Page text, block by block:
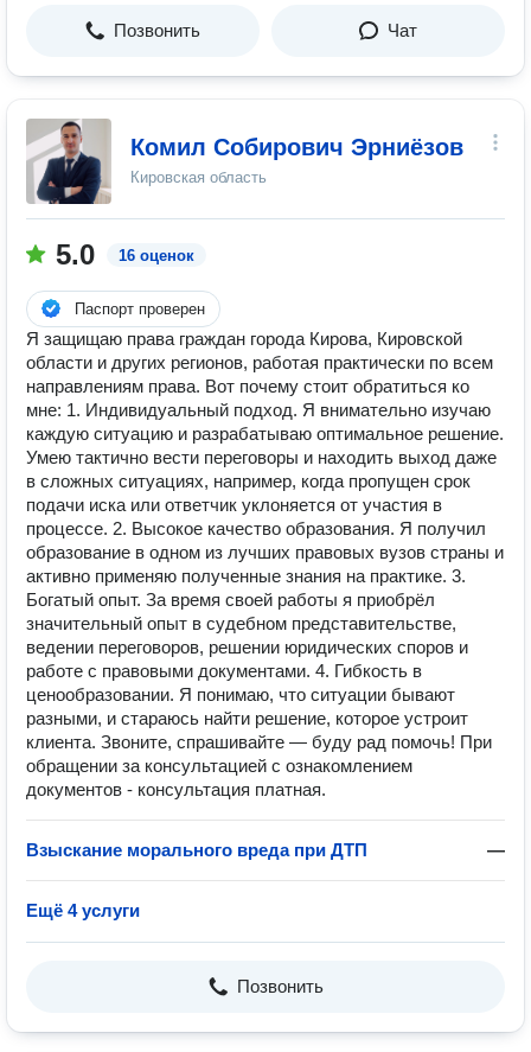
Позвонить Чат
Комил Собирович Эрниёзов
Кировская область
5.0 16 оценок
Паспорт проверен
Я защищаю права граждан города Кирова, Кировской
области и других регионов, работая практически по всем
направлениям права. Вот почему стоит обратиться ко
мне: 1. Индивидуальный подход. Я внимательно изучаю
каждую ситуацию и разрабатываю оптимальное решение.
Умею тактично вести переговоры и находить выход даже
в сложных ситуациях, например, когда пропущен срок
подачи иска или ответчик уклоняется от участия в
процессе. 2. Высокое качество образования. Я получил
образование в одном из лучших правовых вузов страны и
активно применяю полученные знания на практике. 3.
Богатый опыт. За время своей работы я приобрёл
значительный опыт в судебном представительстве,
ведении переговоров, решении юридических споров и
работе с правовыми документами. 4. Гибкость в
ценообразовании. Я понимаю, что ситуации бывают
разными, и стараюсь найти решение, которое устроит
клиента. Звоните, спрашивайте — буду рад помочь! При
обращении за консультацией с ознакомлением
документов - консультация платная.
Взыскание морального вреда при ДТП —
Ещё 4 услуги
Позвонить